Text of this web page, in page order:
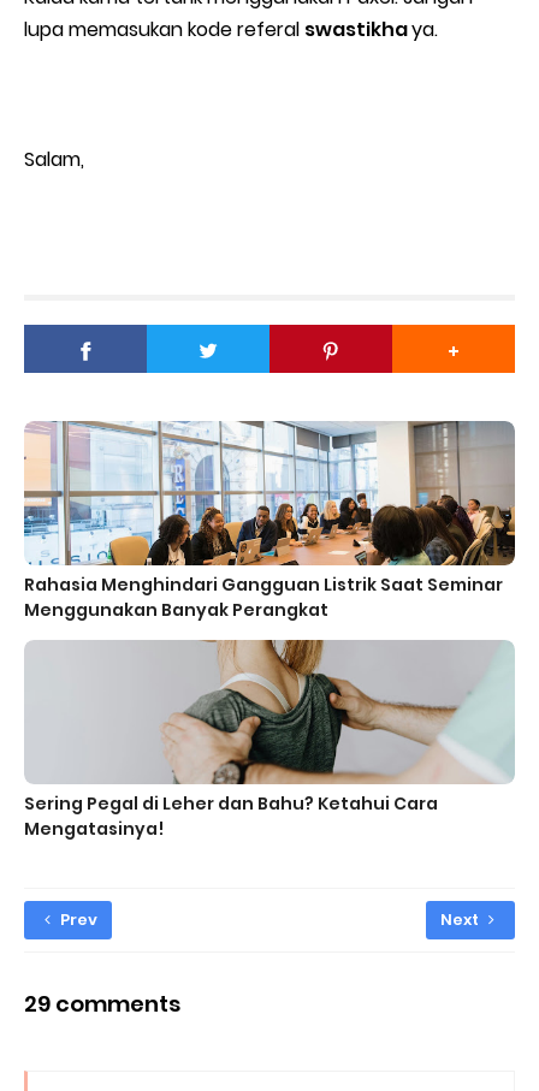
lupa memasukan kode referal swastikhaya.
Salam,
Rahasia Menghindari Gangguan Listrik Saat Seminar
Menggunakan Banyak Perangkat
Sering Pegal di Leher dan Bahu? Ketahui Cara
Mengatasinya!
Prev Next
29 comments